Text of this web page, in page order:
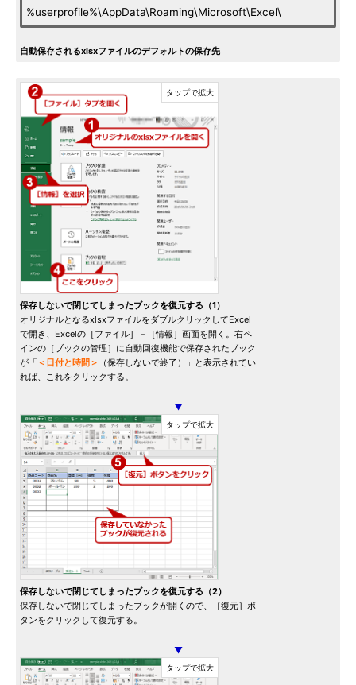
%userprofile%\AppData\Roaming\Microsoft\Excel\
自動保存されるxlsxファイルのデフォルトの保存先
保存しないで閉じてしまったブックを復元する（1）
オリジナルとなるxlsxファイルをダブルクリックしてExcel
で開き、Excelの［ファイル］－［情報］画面を開く。右ペ
インの［ブックの管理］に自動回復機能で保存されたブック
が「 ＜日付と時間＞
（保存しないで終了）」と表示されてい
れば、これをクリックする。
▼
保存しないで閉じてしまったブックを復元する（2）
保存しないで閉じてしまったブックが開くので、［復元］ボ
タンをクリックして復元する。
▼